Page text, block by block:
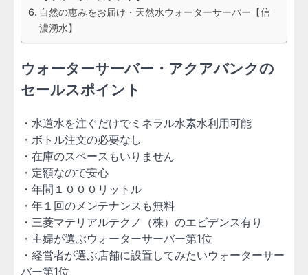
自然の恵みをお届け・天然水ウォーターサーバー【信
濃湧水】
ウォーターサーバー・アクアバンクの
セールスポイント
・水道水を注ぐだけでミネラル水素水利用可能
・ボトル注文の必要なし
・在庫のスペースもいりません
・定額なので安心
・年間１０００リットル
・年１回のメンテナンスも無料
・三菱マテリアルテクノ（株）のエビデンス有り
・主婦が選ぶウォーターサーバー第1位
・経営者が選ぶ店舗に設置してみたいウォーターサー
バー第1位